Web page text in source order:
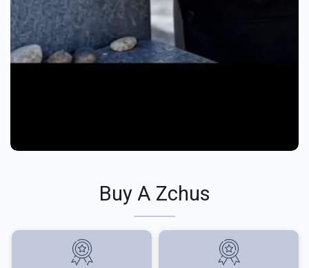
Buy A Zchus